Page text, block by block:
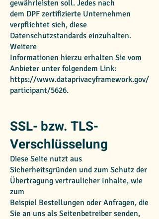
gewährleisten soll. Jedes nach
dem DPF zertifizierte Unternehmen
verpflichtet sich, diese
Datenschutzstandards einzuhalten.
Weitere
Informationen hierzu erhalten Sie vom
Anbieter unter folgendem Link:
https://www.dataprivacyframework.gov/
participant/5626.
SSL- bzw. TLS-
Verschlüsselung
Diese Seite nutzt aus
Sicherheitsgründen und zum Schutz der
Übertragung vertraulicher Inhalte, wie
zum
Beispiel Bestellungen oder Anfragen, die
Sie an uns als Seitenbetreiber senden,